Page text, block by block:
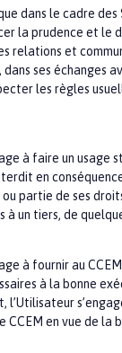
dans le cadre des
la prudence et le
relations et
dans ses échanges
les règles
à faire un usage
en
partie de ses
un tiers, de
à fournir auCCEM
à la bonne
l’Utilisateur
CCEM en vue de la